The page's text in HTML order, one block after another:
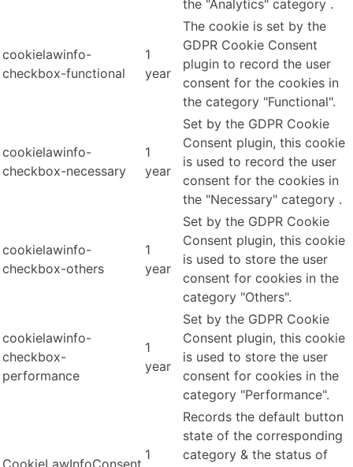
the "Analytics" category .
cookielawinfo-
checkbox-functional
1
year
The cookie is set by the
GDPR Cookie Consent
plugin to record the user
consent for the cookies in
the category "Functional".
cookielawinfo-
checkbox-necessary
1
year
Set by the GDPR Cookie
Consent plugin, this cookie
is used to record the user
consent for the cookies in
the "Necessary" category .
cookielawinfo-
checkbox-others
1
year
Set by the GDPR Cookie
Consent plugin, this cookie
is used to store the user
consent for cookies in the
category "Others".
cookielawinfo-
checkbox-
performance
1
year
Set by the GDPR Cookie
Consent plugin, this cookie
is used to store the user
consent for cookies in the
category "Performance".
CookieLawInfoConsent
1
Records the default button
state of the corresponding
category & the status of